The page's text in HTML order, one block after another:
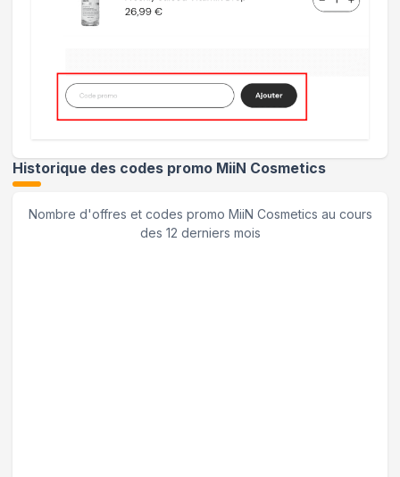
Historique des codes promo MiiN Cosmetics
Nombre d'offres et codes promo MiiN Cosmetics au cours
des 12 derniers mois